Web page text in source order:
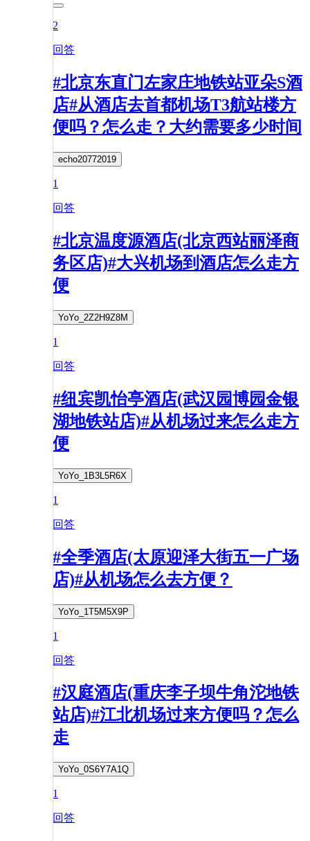
2
回答
#北京东直门左家庄地铁站亚朵S酒
店#从酒店去首都机场T3航站楼方
便吗？怎么走？大约需要多少时间
echo20772019
1
回答
#北京温度源酒店(北京西站丽泽商
务区店)#大兴机场到酒店怎么走方
便
YoYo_2Z2H9Z8M
1
回答
#纽宾凯怡亭酒店(武汉园博园金银
湖地铁站店)#从机场过来怎么走方
便
YoYo_1B3L5R6X
1
回答
#全季酒店(太原迎泽大街五一广场
店)#从机场怎么去方便？
YoYo_1T5M5X9P
1
回答
#汉庭酒店(重庆李子坝牛角沱地铁
站店)#江北机场过来方便吗？怎么
走
YoYo_0S6Y7A1Q
1
回答